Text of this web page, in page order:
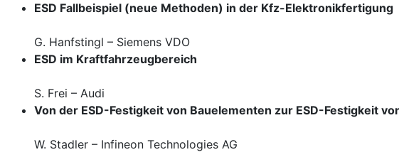
ESD Fallbeispiel (neue Methoden) in der Kfz-Elektronikfertigung
G. Hanfstingl – Siemens VDO
ESD im Kraftfahrzeugbereich
S. Frei – Audi
Von der ESD-Festigkeit von Bauelementen zur ESD-Festigkeit
W. Stadler – Infineon Technologies AG